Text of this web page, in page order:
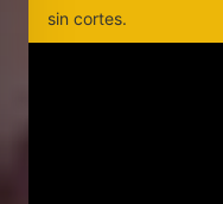
sin cortes.